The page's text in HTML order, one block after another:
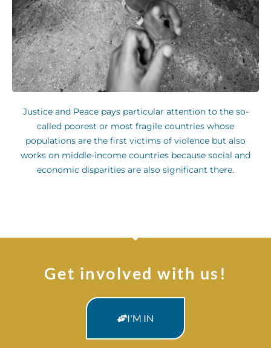
Justice and Peace pays particular attention to the so-
called poorest or most fragile countries whose
populations are the first victims of violence but also
works on middle-income countries because social and
economic disparities are also significant there.
Get involved with us!
I'M IN